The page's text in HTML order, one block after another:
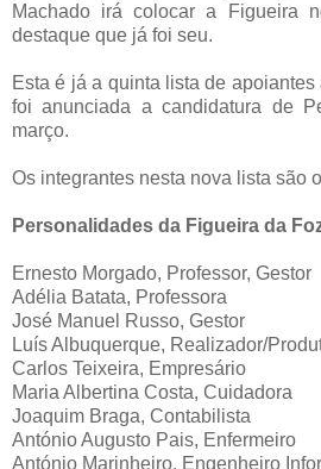
Machado irá colocar a Figueira
destaque que já foi seu.
Esta é já a quinta lista de
foi anunciada a candidatura de
março.
Os integrantes nesta nova lista são
Personalidades da Figueira da
Ernesto Morgado, Professor, Gestor
Adélia Batata, Professora
José Manuel Russo, Gestor
Luís Albuquerque, Realizador/
Carlos Teixeira, Empresário
Maria Albertina Costa, Cuidadora
Joaquim Braga, Contabilista
António Augusto Pais, Enfermeiro
António Marinheiro, Engenheiro